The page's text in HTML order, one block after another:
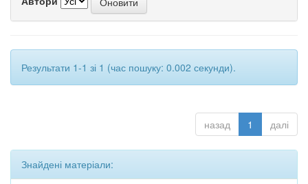
Результати 1-1 зі 1 (час пошуку: 0.002 секунди).
назад 1 далі
Знайдені матеріали: